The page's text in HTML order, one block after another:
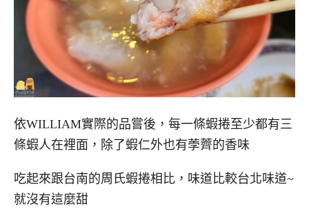
依WILLIAM實際的品嘗後，每一條蝦捲至少都有三
條蝦人在裡面，除了蝦仁外也有荸薺的香味
吃起來跟台南的周氏蝦捲相比，味道比較台北味道~
就沒有這麼甜